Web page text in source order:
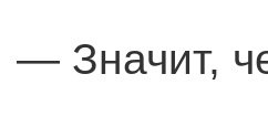
— Значит,